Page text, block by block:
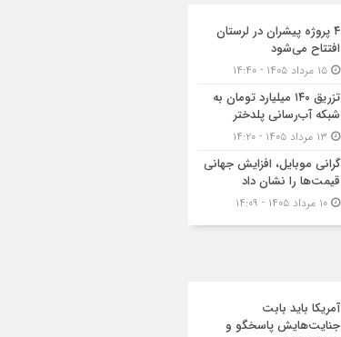
۴ پروژه پیشران در لرستان
افتتاح می‌شود
تزریق ۱۴۰ میلیارد تومان به
شبکه آب‌رسانی پلدختر
گرانی موبایل، افزایش جهانی
قیمت‌ها را نشان داد
آمریکا باید بابت
جنایت‌هایش پاسخگو و